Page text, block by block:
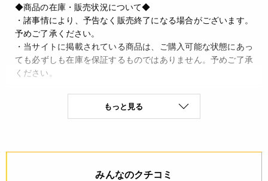
◆商品の在庫・販売状況について◆
・諸事情により、予告なく販売終了になる場合がございます。
予めご了承ください。
・当サイトに掲載されている商品は、ご購入可能な状態にあっ
ても必ずしも在庫を保証するものではありません。予めご了承
ください。
JANコード
もっと見る
みんなのクチコミ